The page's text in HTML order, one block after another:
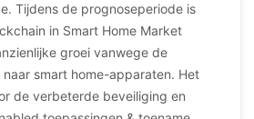
Tijdens de prognoseperiode is
in Smart Home Market
groei vanwege de
smart home-apparaten. Het
de verbeterde beveiliging en